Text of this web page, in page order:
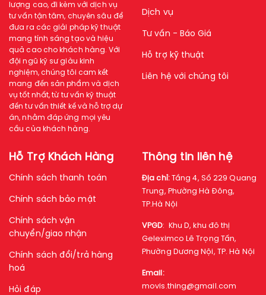
lượng cao, đi kèm với dịch vụ
tư vấn tận tâm, chuyên sâu để
đưa ra các giải pháp kỹ thuật
mang tính sáng tạo và hiệu
quả cao cho khách hàng. Với
đội ngũ kỹ sư giàu kinh
nghiệm, chúng tôi cam kết
mang đến sản phẩm và dịch
vụ tốt nhất, từ tư vấn kỹ thuật
đến tư vấn thiết kế và hỗ trợ dự
án, nhằm đáp ứng mọi yêu
cầu của khách hàng.
Dịch vụ
Tư vấn - Báo Giá
Hỗ trợ kỹ thuật
Liên hệ với chúng tôi
Hỗ Trợ Khách Hàng
Chính sách thanh toán
Chính sách bảo mật
Chính sách vận
chuyển/giao nhận
Chính sách đổi/trả hàng
hoá
Hỏi đáp
Thông tin liên hệ
Địa chỉ:Tầng 4, Số 229 Quang
Trung, Phường Hà Đông,
TP.Hà Nội
VPGD:
Khu D, khu đô thị
Geleximco Lê Trọng Tấn,
Phường Dương Nội, TP. Hà Nội
Email:
movis.thing@gmail.com